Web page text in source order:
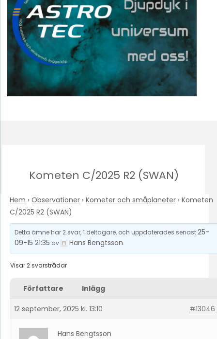
Kometen C/2025 R2 (SWAN)
Hem › Observationer › Kometer och småplaneter › Kometen
C/2025 R2 (SWAN)
Detta ämne har 2 svar, 1 deltagare, och uppdaterades senast25-
09-15 21:35 av Hans Bengtsson.
Visar 2 svarstrådar
Författare Inlägg
12 september, 2025 kl. 13:10 #13046
Hans Bengtsson